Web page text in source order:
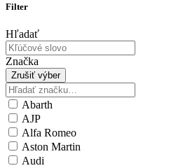
Filter
Hľadať
Značka
Zrušiť výber
Abarth
AJP
Alfa Romeo
Aston Martin
Audi